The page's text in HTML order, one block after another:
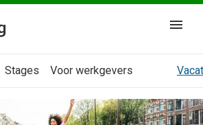
Stages Voor werkgevers